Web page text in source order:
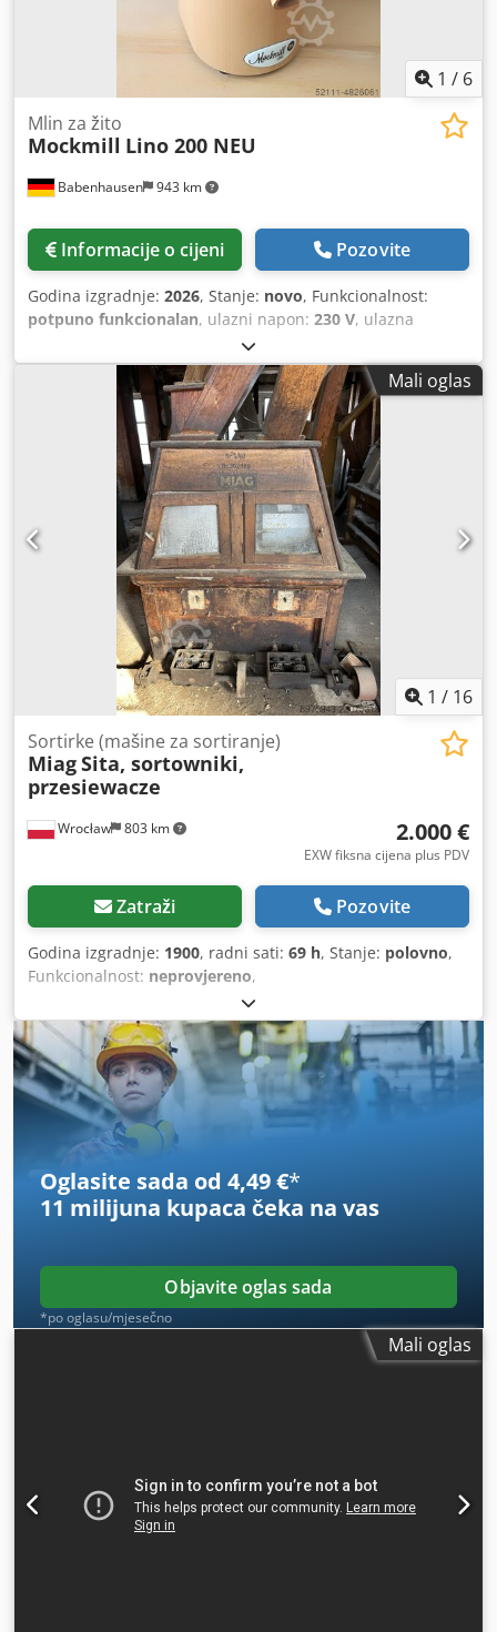
1 / 6
Babenhausen 943 km
Mlin za žito
Mockmill Lino 200 NEU
Informacije o cijeni Pozovite
Godina izgradnje: 2026, Stanje: novo, Funkcionalnost:
potpuno funkcionalan, ulazni napon: 230 V, ulazna
, DGUV certificiran do:
mašine/vozila:2026,
Mali oglas
1 / 16
Wrocław 803 km
Sortirke (mašine za sortiranje)
MiagSita, sortowniki,
przesiewacze
2.000 €
EXW fiksna cijena plus PDV
Zatraži Pozovite
Godina izgradnje: 1900, radni sati: 69 h, Stanje: polovno,
Funkcionalnost: neprovjereno,
Oglasite sada od 4,49 €*
11 milijuna kupaca čeka na vas
Objavite oglas sada
*po oglasu/mjesečno
Mali oglas